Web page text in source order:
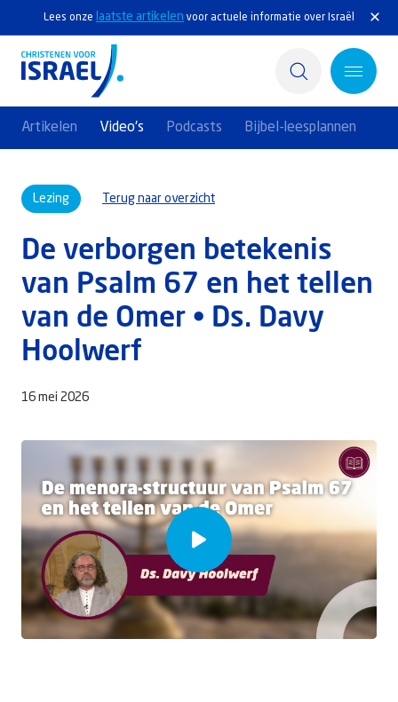
Lees onze laatste artikelen voor actuele informatie over Israël
Artikelen Video's Podcasts Bijbel-leesplannen
Actief
Ontdek
Steun Israël
Service & Contact
Doneer
Lezing Terug naar overzicht
De verborgen betekenis
van Psalm 67 en het tellen
van de Omer • Ds. Davy
Hoolwerf
16 mei 2026